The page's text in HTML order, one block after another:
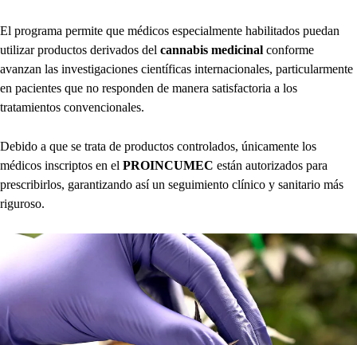
El programa permite que médicos especialmente habilitados puedan
utilizar productos derivados del cannabis medicinal conforme
avanzan las investigaciones científicas internacionales, particularmente
en pacientes que no responden de manera satisfactoria a los
tratamientos convencionales.
Debido a que se trata de productos controlados, únicamente los
médicos inscriptos en el PROINCUMEC están autorizados para
prescribirlos, garantizando así un seguimiento clínico y sanitario más
riguroso.